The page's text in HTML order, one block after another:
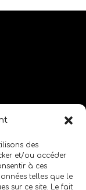
des
et/ou accéder
à ces
telles que le
sur ce site. Le fait